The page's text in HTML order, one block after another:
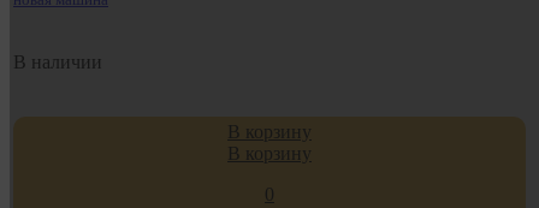
В наличии
В корзину
В корзину
0